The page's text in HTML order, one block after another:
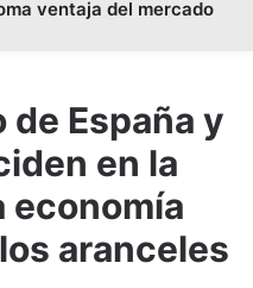
ventaja del mercado
de España y
en la
economía
aranceles